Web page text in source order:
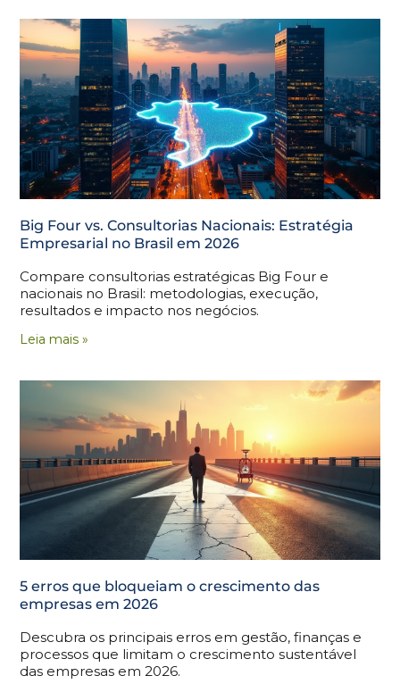
Big Four vs. Consultorias Nacionais: Estratégia
Empresarial no Brasil em 2026
Compare consultorias estratégicas Big Four e
nacionais no Brasil: metodologias, execução,
resultados e impacto nos negócios.
Leia mais »
5 erros que bloqueiam o crescimento das
empresas em 2026
Descubra os principais erros em gestão, finanças e
processos que limitam o crescimento sustentável
das empresas em 2026.